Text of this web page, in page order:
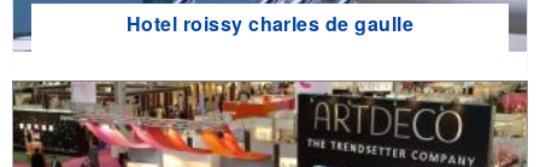
Hotel roissy charles de gaulle